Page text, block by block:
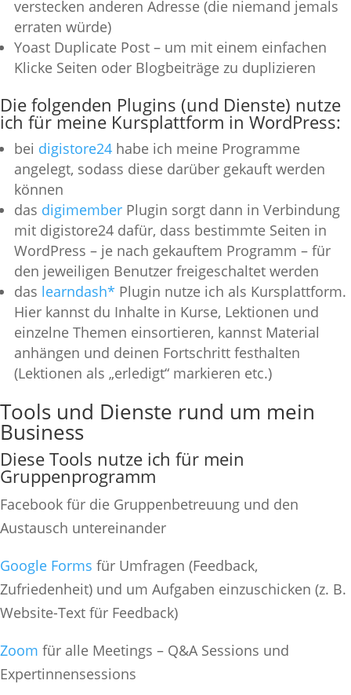
verstecken anderen Adresse (die niemand jemals
erraten würde)
Yoast Duplicate Post – um mit einem einfachen
Klicke Seiten oder Blogbeiträge zu duplizieren
Die folgenden Plugins (und Dienste) nutze
ich für meine Kursplattform in WordPress:
bei digistore24 habe ich meine Programme
angelegt, sodass diese darüber gekauft werden
können
das digimember Plugin sorgt dann in Verbindung
mit digistore24 dafür, dass bestimmte Seiten in
WordPress – je nach gekauftem Programm – für
den jeweiligen Benutzer freigeschaltet werden
das learndash* Plugin nutze ich als Kursplattform.
Hier kannst du Inhalte in Kurse, Lektionen und
einzelne Themen einsortieren, kannst Material
anhängen und deinen Fortschritt festhalten
(Lektionen als „erledigt“ markieren etc.)
Tools und Dienste rund um mein
Business
Diese Tools nutze ich für mein
Gruppenprogramm
Facebook für die Gruppenbetreuung und den
Austausch untereinander
Google Forms für Umfragen (Feedback,
Zufriedenheit) und um Aufgaben einzuschicken (z. B.
Website-Text für Feedback)
Zoom für alle Meetings – Q&A Sessions und
Expertinnensessions